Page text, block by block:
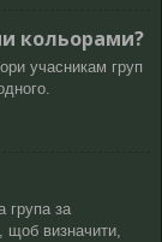
кольорами?
учасникам груп
група за
щоб визначити,